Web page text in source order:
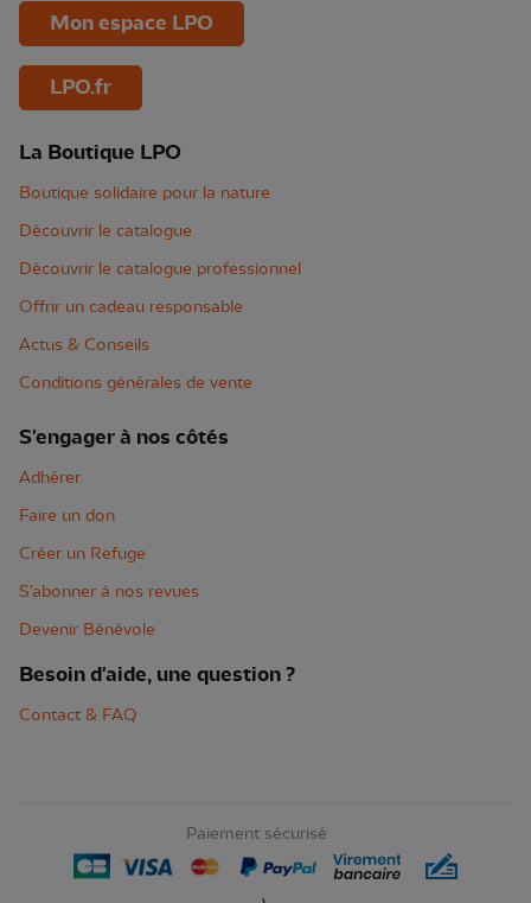
Mon espace LPO
LPO.fr
La Boutique LPO
Boutique solidaire pour la nature
Découvrir le catalogue
Découvrir le catalogue professionnel
Offrir un cadeau responsable
Actus & Conseils
Conditions générales de vente
S'engager à nos côtés
Adhérer
Faire un don
Créer un Refuge
S'abonner à nos revues
Devenir Bénévole
Besoin d'aide, une question ?
Contact & FAQ
Paiement sécurisé